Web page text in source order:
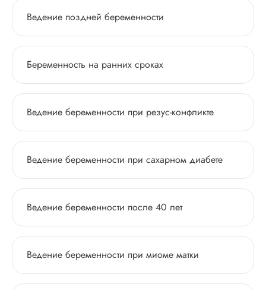
Ведение поздней беременности
Беременность на ранних сроках
Ведение беременности при резус-конфликте
Ведение беременности при сахарном диабете
Ведение беременности после 40 лет
Ведение беременности при миоме матки